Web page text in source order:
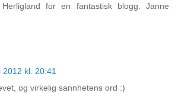
for en fantastisk blogg. Janne
2012 kl. 20:41
og virkelig sannhetens ord :)